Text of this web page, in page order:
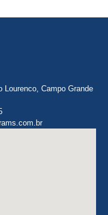
Lourenco, Campo Grande